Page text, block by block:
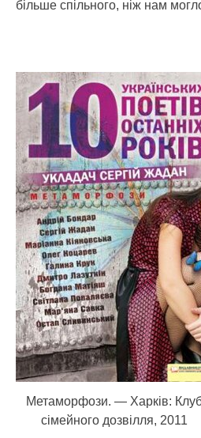
більше спільного, ніж нам
Метаморфози. — Харків:
сімейного дозвілля, 2011